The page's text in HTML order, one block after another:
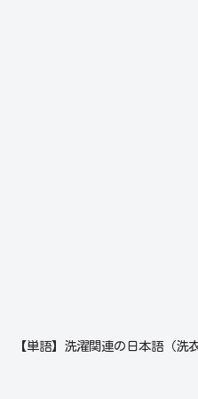
【単語】洗濯関連の日本語（洗